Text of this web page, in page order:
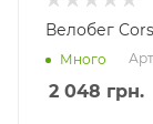
Велобег
Много
2 048 грн.